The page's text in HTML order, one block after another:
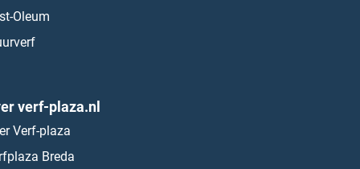
Oleum
verf-plaza.nl
Verf-plaza
Breda